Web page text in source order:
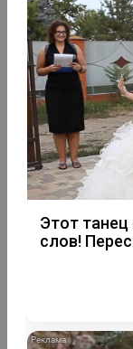
Этот танец
слов!